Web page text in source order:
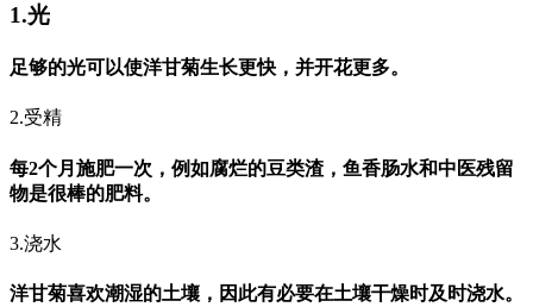
1.光
足够的光可以使洋甘菊生长更快，并开花更多。
2.受精
每2个月施肥一次，例如腐烂的豆类渣，鱼香肠水和中医残留
物是很棒的肥料。
3.浇水
洋甘菊喜欢潮湿的土壤，因此有必要在土壤干燥时及时浇水。